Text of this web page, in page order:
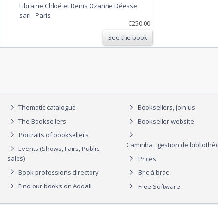
Librairie Chloé et Denis Ozanne Déesse
sarl -Paris
€250.00
See the book
Thematic catalogue
The Booksellers
Portraits of booksellers
Events (Shows, Fairs, Public
sales)
Book professions directory
Find our books on Addall
Booksellers, join us
Bookseller website
Caminha : gestion de
Prices
Bric à brac
Free Software